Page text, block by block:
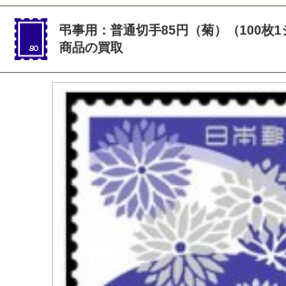
弔事用：普通切手85円（菊）（100枚1
商品の買取